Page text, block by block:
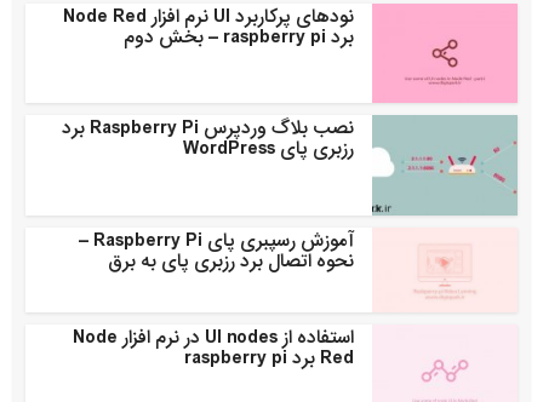
نودهای پرکاربرد UI نرم افزار Node Red
برد raspberry pi – بخش دوم
نصب بلاگ وردپرس Raspberry Pi برد
رزبری پای WordPress
آموزش رسپبری پای Raspberry Pi –
نحوه اتصال برد رزبری پای به برق
استفاده از UI nodes در نرم افزار Node
Red برد raspberry pi